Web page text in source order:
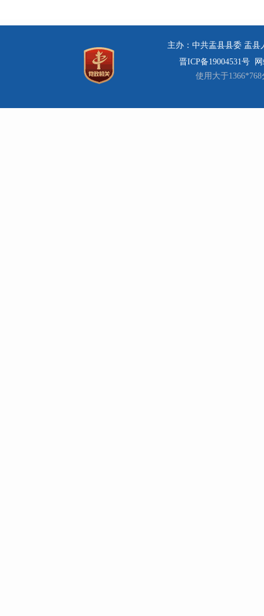
主办：中共盂县县委 盂县
晋ICP备19004531号
使用大于